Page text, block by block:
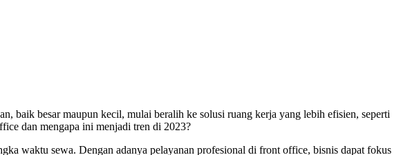
baik besar maupun kecil, mulai beralih ke solusi ruang kerja yang lebih efisien, seperti
dan mengapa ini menjadi tren di 2023?
waktu sewa. Dengan adanya pelayanan profesional di front office, bisnis dapat fokus